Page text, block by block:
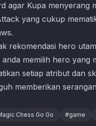
agar Kupa menyerang
yang cukup
rekomendasi hero
anda memilih hero yang
setiap atribut dan
memberikan
Chess Go Go #game